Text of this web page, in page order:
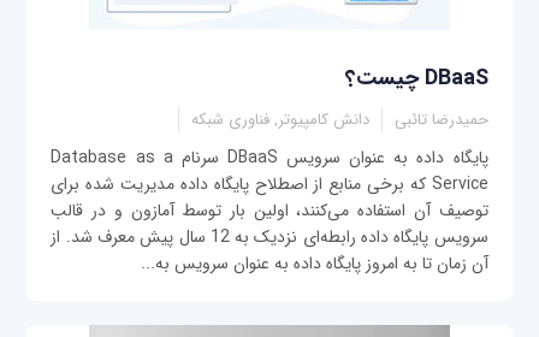
DBaaS چیست؟
حمیدرضا تائبی دانش کامپیوتر, فناوری شبکه
پایگاه داده به عنوان سرویس DBaaS سرنام Database as a
Service که برخی منابع از اصطلاح پایگاه داده مدیریت شده برای
توصیف آن استفاده می‌کنند، اولین بار توسط آمازون و در قالب
سرویس پایگاه داده رابطه‌ای نزدیک به 12 سال پیش معرف شد. از
آن زمان تا به امروز پایگاه داده به عنوان سرویس به...